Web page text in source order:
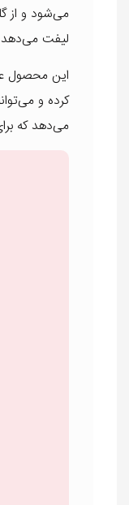
می‌شود و از
لیفت می‌دهد
این محصول
کرده و
می‌دهد که